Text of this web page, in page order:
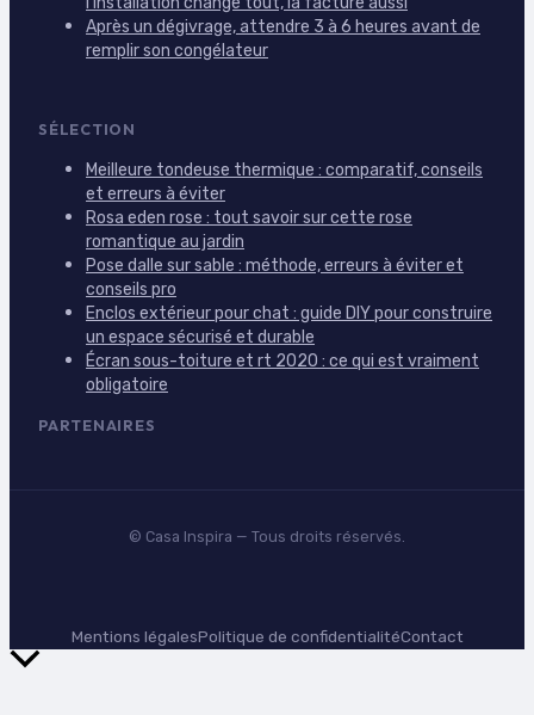
Après un dégivrage, attendre 3 à 6 heures avant de
remplir son congélateur
SÉLECTION
Meilleure tondeuse thermique : comparatif, conseils
et erreurs à éviter
Rosa eden rose : tout savoir sur cette rose
romantique au jardin
Pose dalle sur sable : méthode, erreurs à éviter et
conseils pro
Enclos extérieur pour chat : guide DIY pour construire
un espace sécurisé et durable
Écran sous-toiture et rt 2020 : ce qui est vraiment
obligatoire
PARTENAIRES
© Casa Inspira — Tous droits réservés.
Mentions légalesPolitique de confidentialitéContact